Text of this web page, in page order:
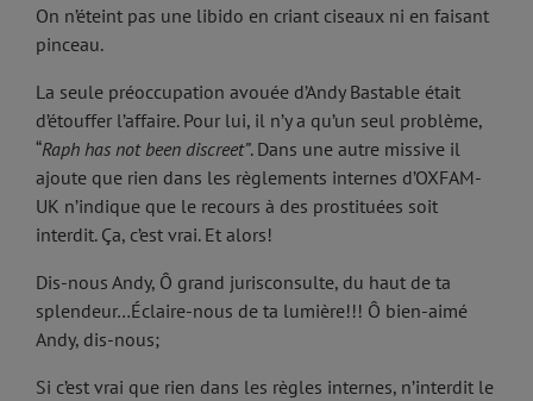
On n’éteint pas une libido en criant ciseaux ni en faisant
pinceau.
La seule préoccupation avouée d’Andy Bastable était
d’étouffer l’affaire. Pour lui, il n’y a qu’un seul problème,
“Raph has not been discreet”. Dans une autre missive il
ajoute que rien dans les règlements internes d’OXFAM-
UK n’indique que le recours à des prostituées soit
interdit. Ça, c’est vrai. Et alors!
Dis-nous Andy, Ô grand jurisconsulte, du haut de ta
splendeur…Éclaire-nous de ta lumière!!! Ô bien-aimé
Andy, dis-nous;
Si c’est vrai que rien dans les règles internes, n’interdit le